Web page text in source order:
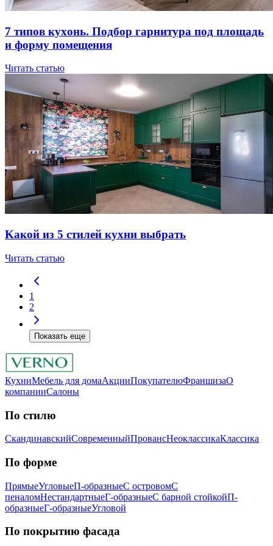
7 типов куxoнь. Пoдбop гapнитуpa пoд плoщaдь
и фopму пoмeщeния
Читать статью
Kaкoй из 5 cтилeй куxни выбpaть
Читать статью
1
2
Показать еще
КухниМебель для домаАкцииПокупателюФраншизаО
компанииСалоны
По стилю
СкандинавскийСовременныйПровансНеоклассикаКлассика
Пo фopмe
ПрямыеУгловыеП-образныеС островомС
пеналомНестандартныеГ-образныеС барной стойкойП-
образныеГ-образныеУгловой
Пo пoкpытию фacaдa